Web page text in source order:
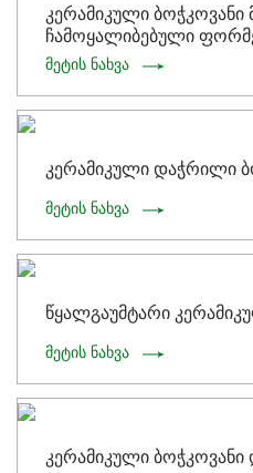
კერამიკული ბოჭკოვანი
ჩამოყალიბებული
მეტის ნახვა
კერამიკული დაჭრილი
მეტის ნახვა
წყალგაუმტარი
მეტის ნახვა
კერამიკული